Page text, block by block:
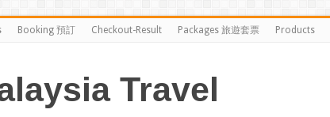
Booking 預訂 Checkout-Result Packages 旅遊套票 Products
Travel